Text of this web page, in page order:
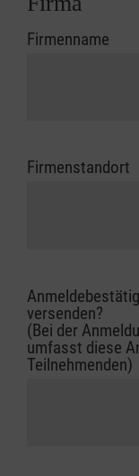
Firmenname
Firmenstandort
versenden?
(Bei der
umfasst diese
Teilnehmenden)